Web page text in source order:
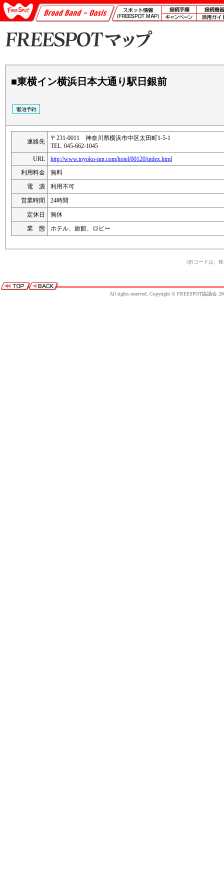
■東横イン横浜日本大通り駅日銀前
連絡先
〒231-0011 神奈川県横浜市中区太田町1-5-1
TEL. 045-662-1045
URL
http://www.toyoko-inn.com/hotel/00120/index.html
利用料金
無料
電 源
利用不可
営業時間
24時間
定休日
無休
業 態
ホテル、旅館、ロビー
QRコードは、
All rights reserved, Copyright © FREESPOT協議会